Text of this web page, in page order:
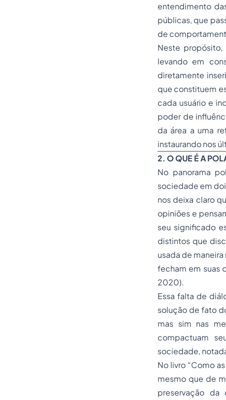
entendimento
públicas, que
de
Neste
levando em
diretamente
que constituem
cada usuário e
poder de
da área a uma
instaurando nos
2. O QUE É A
No panorama
sociedade em
nos deixa claro
opiniões e
seu significado
distintos que
usada de
fecham em suas
2020).
Essa falta de
solução de fato
mas sim nas
compactuam
sociedade,
No livro “Como
mesmo que de
preservação